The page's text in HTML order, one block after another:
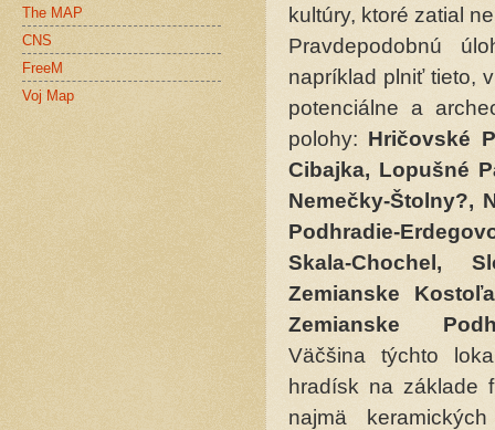
kultúry, ktoré zatial
Pravdepodobnú
napríklad plniť tieto,
potenciálne a
polohy: Hričovské
Cibajka, Lopušné
Nemečky-Štolny?,
Podhradie-
Skala-Chochel,
Zemianske
Zemianske
Väčšina týchto
hradísk na základe
najmä
The MAP
CNS
FreeM
Voj Map